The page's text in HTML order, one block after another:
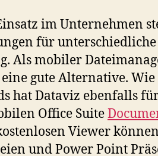
im Unternehmen
für
Als mobiler
eine gute Alternative.
hat Dataviz ebenfalls
Office Suite
Viewer
und Power Point